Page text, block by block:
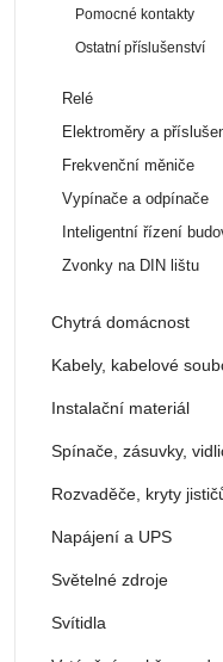
Pomocné kontakty
Ostatní příslušenství
Relé
Elektroměry a
Frekvenční měniče
Vypínače a odpínače
Inteligentní řízení
Zvonky na DIN lištu
Chytrá domácnost
Kabely, kabelové
Instalační materiál
Spínače, zásuvky,
Rozvaděče, kryty
Napájení a UPS
Světelné zdroje
Svítidla